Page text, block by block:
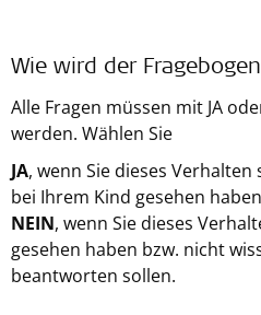
Wie wird der
Alle Fragen müssen mit JA
werden. Wählen Sie
JA, wenn Sie dieses
bei Ihrem Kind gesehen
NEIN, wenn Sie dieses
gesehen haben bzw. nicht
beantworten sollen.